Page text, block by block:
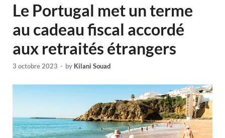
Le Portugal met un terme
au cadeau fiscal accordé
aux retraités étrangers
3 octobre 2023 - by Kilani Souad